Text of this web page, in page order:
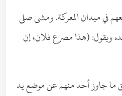
في ميدان المعركة. ومشى صلى
ويقول: (هذا مصرع فلان، إن
ما جاوز أحد منهم عن موضع يد